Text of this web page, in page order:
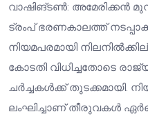
വാഷിങ്ടൺ:
ട്രംപ് ഭരണകാലത്ത്
നിയമപരമായി
കോടതി വിധിച്ചതോടെ
ചർച്ചകൾക്ക് തുടക്കമായി.
ലംഘിച്ചാണ് തീരുവകൾ